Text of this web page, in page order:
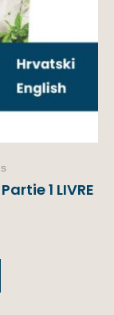
1 LIVRE